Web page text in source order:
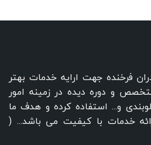
فرخنده جهت ارایه خدمات بهتر
و دوره دیده در زمینه امور
و... استفاده کرده و هدف ما
خدمات با کیفیت می باشد... (